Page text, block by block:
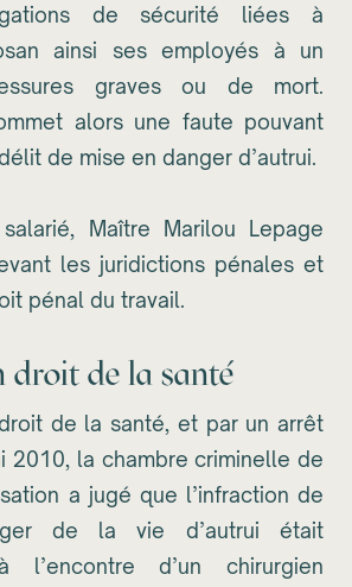
de sécurité liées à
ainsi ses employés à un
graves ou de mort.
alors une faute pouvant
de mise en danger d’autrui.
Maître Marilou Lepage
les juridictions pénales et
pénal du travail.
droit de la santé
de la santé, et par un arrêt
2010, la chambre criminelle de
a jugé que l’infraction de
de la vie d’autrui était
l’encontre d’un chirurgien